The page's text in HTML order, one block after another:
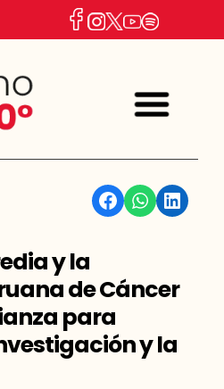
Facebook WhatsApp Linkedin
y la
de Cáncer
para
y la